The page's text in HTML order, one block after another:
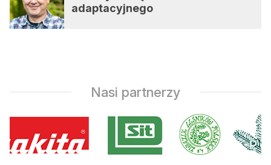
adaptacyjnego
Nasi partnerzy